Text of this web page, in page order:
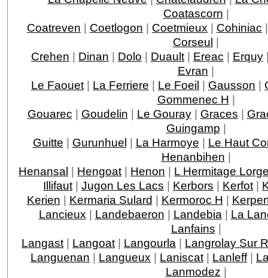
Coatascorn |
Coatreven | Coetlogon | Coetmieux | Cohiniac
Corseul |
Crehen | Dinan | Dolo | Duault | Ereac | Erquy
Evran |
Le Faouet | La Ferriere | Le Foeil | Gausson |
Gommenec H |
Gouarec | Goudelin | Le Gouray| Graces |
Guingamp |
Guitte | Gurunhuel | La Harmoye | Le Haut
Henanbihen |
Henansal | Hengoat | Henon | L Hermitage
Illifaut | Jugon Les Lacs | Kerbors | Kerfot |
Kerien | Kermaria Sulard | Kermoroc H |
Lancieux | Landebaeron | Landebia | La
Lanfains |
Langast | Langoat | Langourla | Langrolay Sur
Languenan | Langueux | Laniscat | Lanleff|
Lanmodez |